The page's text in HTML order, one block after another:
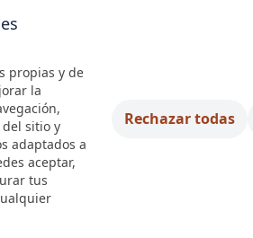
propias y de
la
sitio y
adaptados a
aceptar,
tus
Rechazar todas